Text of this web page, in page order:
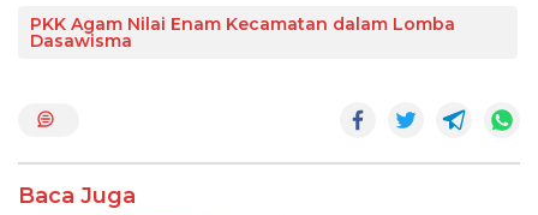
e
o
k
ittat
p
e ar
PKK Agam Nilai Enam Kecamatan dalam Lomba
Dasawisma
Baca Juga